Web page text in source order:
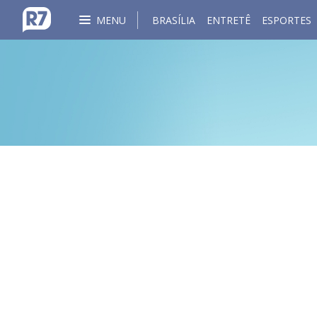
MENU BRASÍLIA ENTRETÊ ESPORTES